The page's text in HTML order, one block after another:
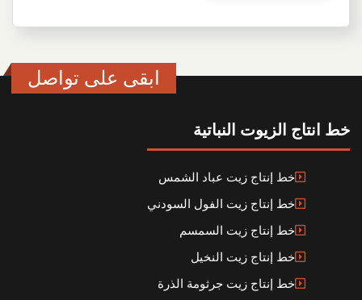
ابقى على تواصل
خط انتاج الزيوت النباتية
خط إنتاج زيت عباد الشمس
خط إنتاج زيت الفول السودني
خط إنتاج زيت السمسم
خط إنتاج زيت النخيل
خط إنتاج زيت جرثومة الذرة